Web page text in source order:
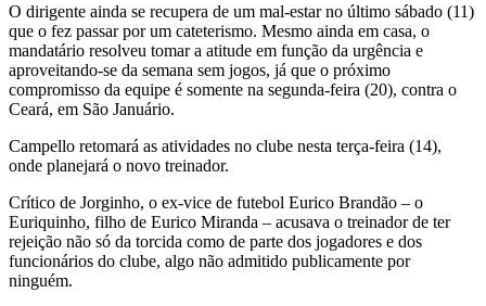
O dirigente ainda se recupera de um mal-estar no último sábado (11)
que o fez passar por um cateterismo. Mesmo ainda em casa, o
mandatário resolveu tomar a atitude em função da urgência e
aproveitando-se da semana sem jogos, já que o próximo
compromisso da equipe é somente na segunda-feira (20), contra o
Ceará, em São Januário.
Campello retomará as atividades no clube nesta terça-feira (14),
onde planejará o novo treinador.
Crítico de Jorginho, o ex-vice de futebol Eurico Brandão – o
Euriquinho, filho de Eurico Miranda – acusava o treinador de ter
rejeição não só da torcida como de parte dos jogadores e dos
funcionários do clube, algo não admitido publicamente por
ninguém.